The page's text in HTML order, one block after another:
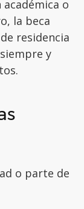
o
la beca
residencia
y
o parte de